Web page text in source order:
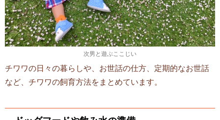
次男と遊ぶここじい
チワワの日々の暮らしや、お世話の仕方、定期的なお世話
など、チワワの飼育方法をまとめています。